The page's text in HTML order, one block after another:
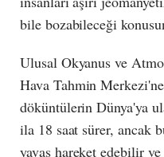
bile bozabileceği
Ulusal Okyanus ve
Hava Tahmin
döküntülerin Dünya'ya
ila 18 saat sürer, ancak
yavaş hareket edebilir